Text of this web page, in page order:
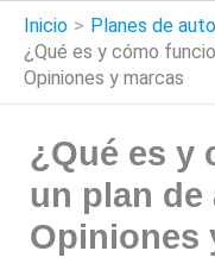
Inicio
Planes de auto
¿Qué es y cómo
Opiniones y marcas
¿Qué es y
un plan de
Opiniones